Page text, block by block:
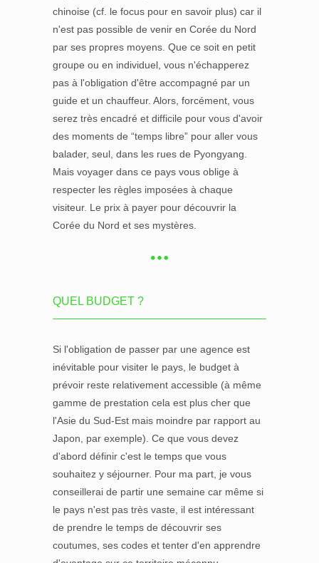
chinoise (cf. le focus pour en savoir plus) car il
n'est pas possible de venir en Corée du Nord
par ses propres moyens. Que ce soit en petit
groupe ou en individuel, vous n'échapperez
pas à l'obligation d'être accompagné par un
guide et un chauffeur. Alors, forcément, vous
serez très encadré et difficile pour vous d'avoir
des moments de “temps libre” pour aller vous
balader, seul, dans les rues de Pyongyang.
Mais voyager dans ce pays vous oblige à
respecter les règles imposées à chaque
visiteur. Le prix à payer pour découvrir la
Corée du Nord et ses mystères.
QUEL BUDGET ?
Si l'obligation de passer par une agence est
inévitable pour visiter le pays, le budget à
prévoir reste relativement accessible (à même
gamme de prestation cela est plus cher que
l'Asie du Sud-Est mais moindre par rapport au
Japon, par exemple). Ce que vous devez
d'abord définir c'est le temps que vous
souhaitez y séjourner. Pour ma part, je vous
conseillerai de partir une semaine car même si
le pays n'est pas très vaste, il est intéressant
de prendre le temps de découvrir ses
coutumes, ses codes et tenter d'en apprendre